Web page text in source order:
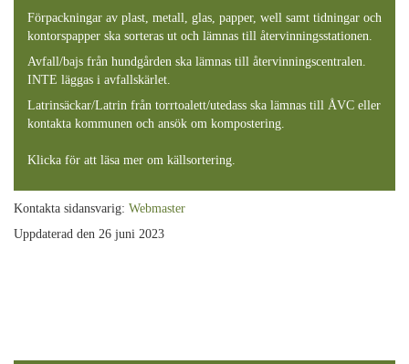
Förpackningar av plast, metall, glas, papper, well samt tidningar och
kontorspapper ska sorteras ut och lämnas till återvinningsstationen.
Avfall/bajs från hundgården ska lämnas till återvinningscentralen.
INTE läggas i avfallskärlet.
Latrinsäckar/Latrin från torrtoalett/utedass ska lämnas till ÅVC eller
kontakta kommunen och ansök om kompostering.
Klicka för att läsa mer om källsortering.
Kontakta sidansvarig: Webmaster
Uppdaterad den 26 juni 2023